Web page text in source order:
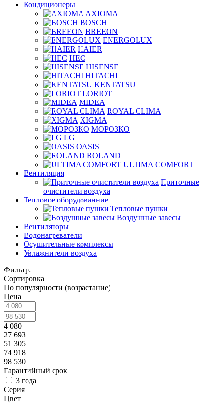
Кондиционеры
AXIOMA
BOSCH
BREEON
ENERGOLUX
HAIER
HEC
HISENSE
HITACHI
KENTATSU
LORIOT
MIDEA
ROYAL CLIMA
XIGMA
МОРОЗКО
LG
OASIS
ROLAND
ULTIMA COMFORT
Вентиляция
Приточные
очистители воздуха
Тепловое оборудованние
Тепловые пушки
Воздушные завесы
Вентиляторы
Водонагреватели
Осушительные комплексы
Увлажнители воздуха
Фильтр:
Сортировка
По популярности (возрастание)
Цена
4 080
27 693
51 305
74 918
98 530
Гарантийный срок
3 года
Серия
Цвет